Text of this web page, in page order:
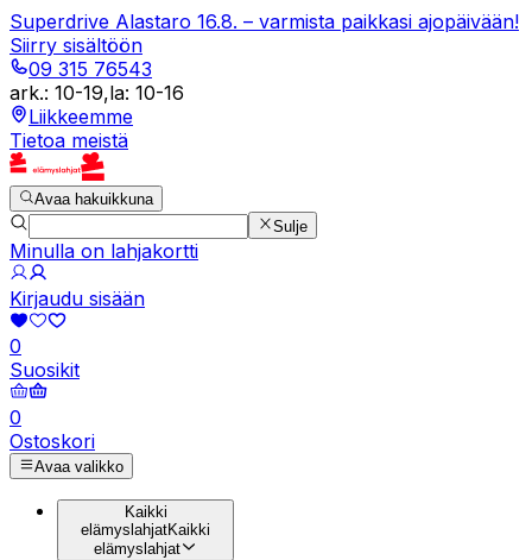
Superdrive Alastaro 16.8. – varmista paikkasi ajopäivään!
Siirry sisältöön
09 315 76543
ark.: 10-19,la: 10-16
Liikkeemme
Tietoa meistä
Avaa hakuikkuna
Sulje
Minulla on lahjakortti
Kirjaudu sisään
0
Suosikit
0
Ostoskori
Avaa valikko
Kaikki
elämyslahjatKaikki
elämyslahjat